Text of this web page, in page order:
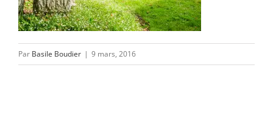
Par Basile Boudier | 9 mars, 2016